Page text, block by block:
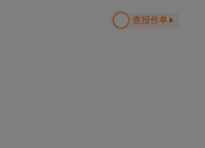
查报价单